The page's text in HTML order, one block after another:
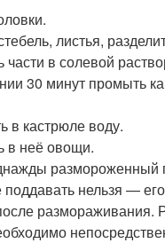
листья,
части в солевой
30 минут промыть
в кастрюле воду.
в неё овощи.
размороженный
поддавать нельзя —
размораживания.